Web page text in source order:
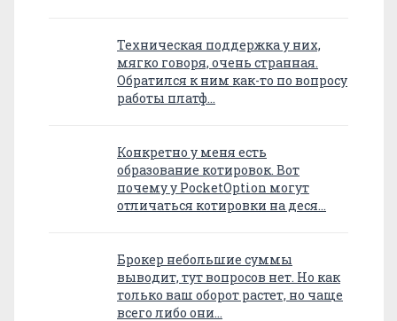
Техническая поддержка у них,
мягко говоря, очень странная.
Обратился к ним как-то по вопросу
работы платф…
Конкретно у меня есть
образование котировок. Вот
почему у PocketOption могут
отличаться котировки на деся…
Брокер небольшие суммы
выводит, тут вопросов нет. Но как
только ваш оборот растет, но чаще
всего либо они…